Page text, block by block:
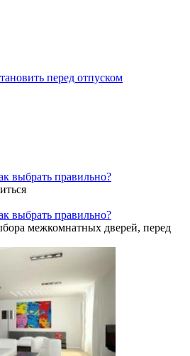
перед отпуском
выбрать правильно?
выбрать правильно?
межкомнатных дверей, перед